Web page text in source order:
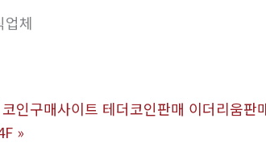
체
구매사이트 테더코인판매 이더리움판
»